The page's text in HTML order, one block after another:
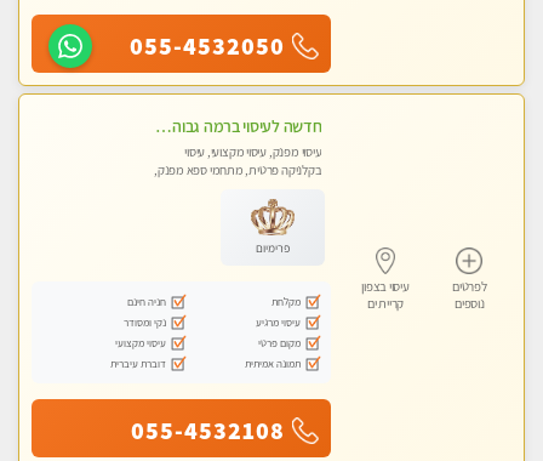
055-4532050
לפרטים
נוספים
עיסוי בצפון
קריית ים
חדשה לעיסוי ברמה גבוהה VIP תתקשר .....בקרית אתא ללא מין !
עיסוי מפנק, עיסוי מקצועי, עיסוי
בקלניקה פרטית, מתחמי ספא מפנק,
פרימיום
מקלחת
חניה חינם
עיסוי מרגיע
נקי ומסודר
מקום פרטי
עיסוי מקצועי
תמונה אמיתית
דוברת עיברית
055-4532108